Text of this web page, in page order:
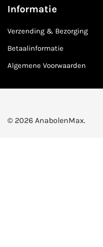
Informatie
Verzending & Bezorging
Betaalinformatie
Algemene Voorwaarden
© 2026 AnabolenMax.